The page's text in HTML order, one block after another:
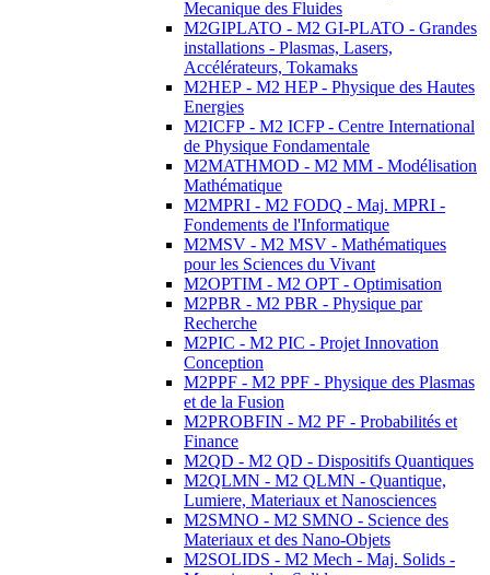
Mecanique des Fluides
M2GIPLATO - M2 GI-PLATO - Grandes
installations - Plasmas, Lasers,
Accélérateurs, Tokamaks
M2HEP - M2 HEP - Physique des Hautes
Energies
M2ICFP - M2 ICFP - Centre International
de Physique Fondamentale
M2MATHMOD - M2 MM - Modélisation
Mathématique
M2MPRI - M2 FODQ - Maj. MPRI -
Fondements de l'Informatique
M2MSV - M2 MSV - Mathématiques
pour les Sciences du Vivant
M2OPTIM - M2 OPT - Optimisation
M2PBR - M2 PBR - Physique par
Recherche
M2PIC - M2 PIC - Projet Innovation
Conception
M2PPF - M2 PPF - Physique des Plasmas
et de la Fusion
M2PROBFIN - M2 PF - Probabilités et
Finance
M2QD - M2 QD - Dispositifs Quantiques
M2QLMN - M2 QLMN - Quantique,
Lumiere, Materiaux et Nanosciences
M2SMNO - M2 SMNO - Science des
Materiaux et des Nano-Objets
M2SOLIDS - M2 Mech - Maj. Solids -